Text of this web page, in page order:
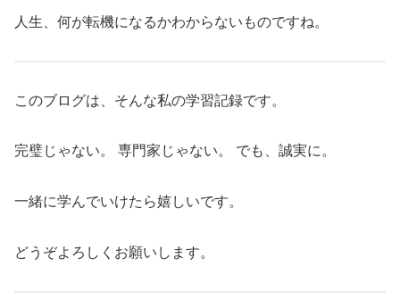
人生、何が転機になるかわからないものですね。
このブログは、そんな私の学習記録です。
完璧じゃない。 専門家じゃない。 でも、誠実に。
一緒に学んでいけたら嬉しいです。
どうぞよろしくお願いします。